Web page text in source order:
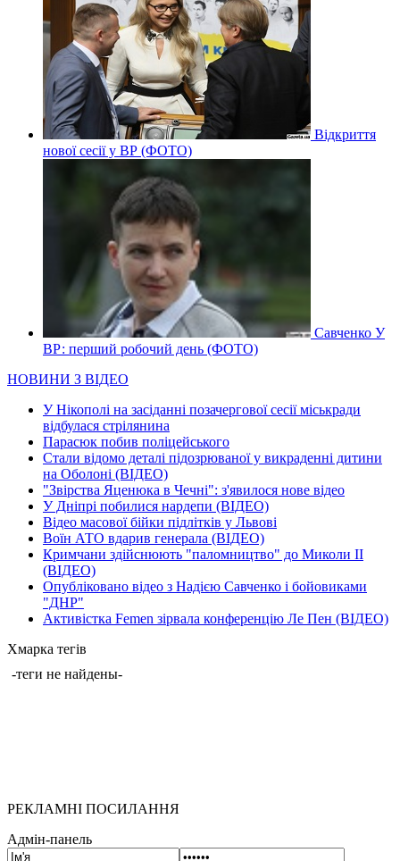
Відкриття
нової сесії у ВР (ФОТО)
Савченко У
ВР: перший робочий день (ФОТО)
НОВИНИ З ВІДЕО
У Нікополі на засіданні позачергової сесії міськради
відбулася стрілянина
Парасюк побив поліцейського
Стали відомо деталі підозрюваної у викраденні дитини
на Оболоні (ВІДЕО)
"Звірства Яценюка в Чечні": з'явилося нове відео
У Дніпрі побилися нардепи (ВІДЕО)
Відео масової бійки підлітків у Львові
Воїн АТО вдарив генерала (ВІДЕО)
Кримчани здійснюють "паломництво" до Миколи ІІ
(ВІДЕО)
Опубліковано відео з Надією Савченко і бойовиками
"ДНР"
Активістка Femen зірвала конференцію Ле Пен (ВІДЕО)
Хмарка тегів
-теги не найдены-
РЕКЛАМНІ ПОСИЛАННЯ
Адмін-панель